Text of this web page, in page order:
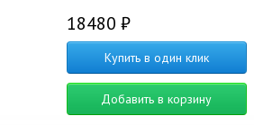
18480 ₽
Купить в один клик
Добавить в корзину